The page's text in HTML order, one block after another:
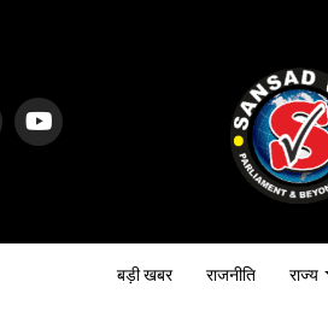
बड़ी खबर राजनीति राज्य